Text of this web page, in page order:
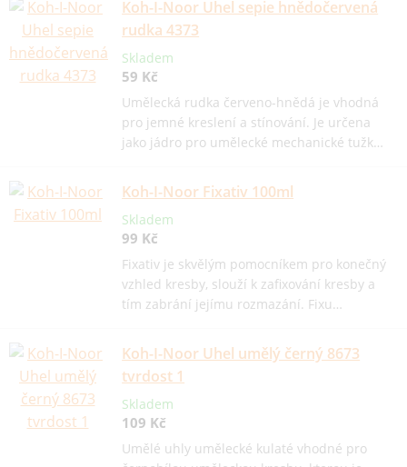
Koh-I-Noor Uhel sepie hnědočervená
rudka 4373
Skladem
59 Kč
Umělecká rudka červeno-hnědá je vhodná
pro jemné kreslení a stínování. Je určena
jako jádro pro umělecké mechanické tužk…
Koh-I-Noor Fixativ 100ml
Skladem
99 Kč
Fixativ je skvělým pomocníkem pro konečný
vzhled kresby, slouží k zafixování kresby a
tím zabrání jejímu rozmazání. Fixu…
Koh-I-Noor Uhel umělý černý 8673
tvrdost 1
Skladem
109 Kč
Umělé uhly umělecké kulaté vhodné pro